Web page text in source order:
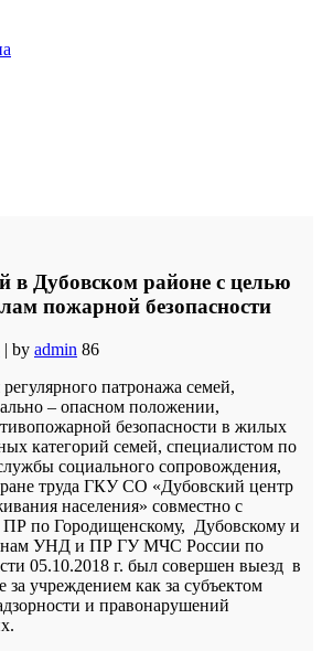
в Дубовском районе с целью
пожарной безопасности
| by admin 86
патронажа семей,
– опасном положении,
безопасности в жилых
категорий семей, специалистом по
социального сопровождения,
труда ГКУ СО «Дубовский центр
населения» совместно с
по Городищенскому, Дубовскому и
УНД и ПР ГУ МЧС России по
05.10.2018 г. был совершен выезд в
за учреждением как за субъектом
и правонарушений